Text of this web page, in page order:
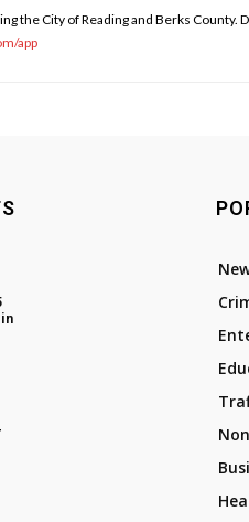
the City of Reading and Berks County.
app